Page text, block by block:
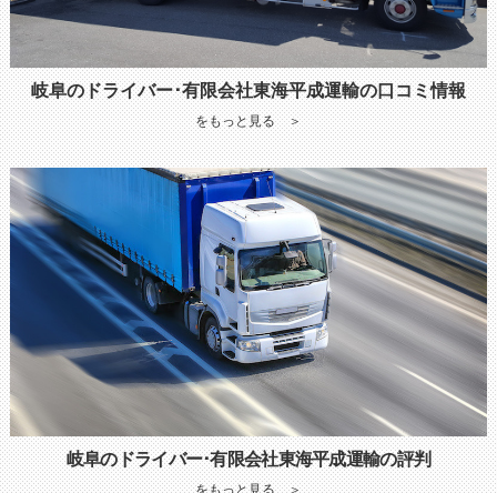
岐阜のドライバー･有限会社東海平成運輸の口コミ情報
をもっと見る ＞
岐阜のドライバー･有限会社東海平成運輸の評判